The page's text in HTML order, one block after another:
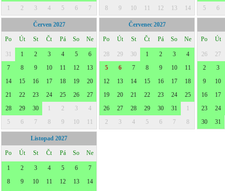
1
2 3 4 5 6 7
8
9 10 11 12 13 14
5
6
Červen 2027
Po Út St Čt Pá So Ne
31 1 2 3 4 5
6
7
8 9 10 11 12
13
14
15 16 17 18 19
20
21
22 23 24 25 26
27
28
29 30 1 2 3
4
5
6 7 8 9 10 11
Červenec 2027
Po Út St Čt Pá So Ne
28 29 30 1 2 3
4
5
6 7 8 9 10
11
12
13 14 15 16 17
18
19
20 21 22 23 24
25
26
27 28 29 30 31
1
2
3 4 5 6 7 8
Po Út
26
27
2
3
9
10
16
17
23
24
30
31
Listopad 2027
Po Út St Čt Pá So Ne
1 2 3 4 5 6
7
8
9 10 11 12 13
14